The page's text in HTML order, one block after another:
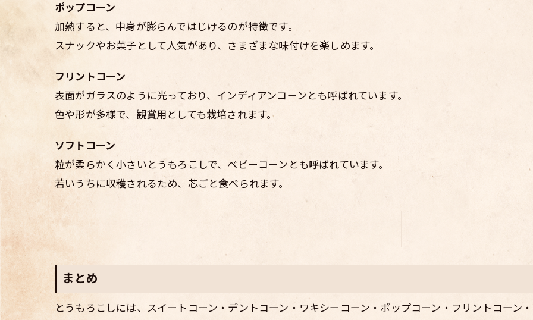
ポップコーン
加熱すると、中身が膨らんではじけるのが特徴です。
スナックやお菓子として人気があり、さまざまな味付けを楽しめます。
フリントコーン
表面がガラスのように光っており、インディアンコーンとも呼ばれています。
色や形が多様で、観賞用としても栽培されます。
ソフトコーン
粒が柔らかく小さいとうもろこしで、ベビーコーンとも呼ばれています。
若いうちに収穫されるため、芯ごと食べられます。
まとめ
とうもろこしには、スイートコーン・デントコーン・ワキシーコーン・ポップコーン・フリントコーン